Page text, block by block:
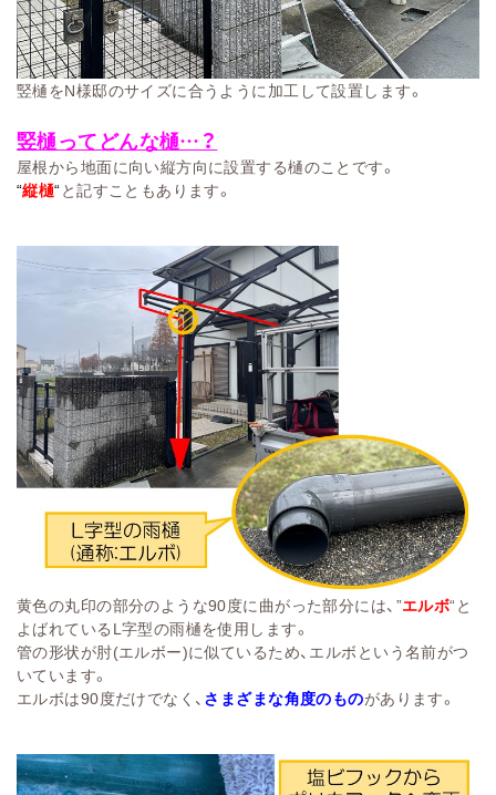
竪樋をN様邸のサイズに合うように加工して設置します。
竪樋ってどんな樋…？
屋根から地面に向い縦方向に設置する樋のことです。
“縦樋“と記すこともあります。
黄色の丸印の部分のような90度に曲がった部分には、”エルボ“と
よばれているL字型の雨樋を使用します。
管の形状が肘(エルボー)に似ているため、エルボという名前がつ
いています。
エルボは90度だけでなく、 さまざまな角度のものがあります。